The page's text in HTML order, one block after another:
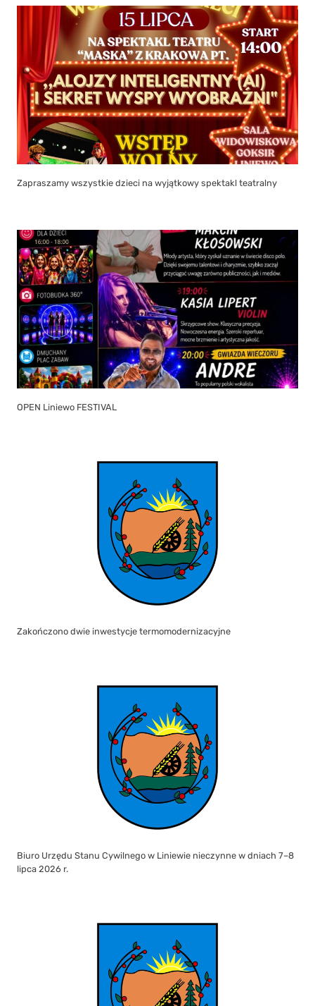
Zapraszamy wszystkie dzieci na wyjątkowy spektakl teatralny
OPEN Liniewo FESTIVAL
Zakończono dwie inwestycje termomodernizacyjne
Biuro Urzędu Stanu Cywilnego w Liniewie nieczynne w dniach 7–8
lipca 2026 r.